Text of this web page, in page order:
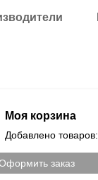
Моя корзина
Добавлено товаров:
заказ